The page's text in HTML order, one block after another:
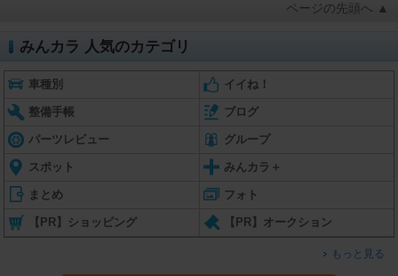
ページの先頭へ ▲
みんカラ 人気のカテゴリ
車種別 イイね！
整備手帳 ブログ
パーツレビュー グループ
スポット みんカラ＋
まとめ フォト
【PR】ショッピング 【PR】オークション
もっと見る